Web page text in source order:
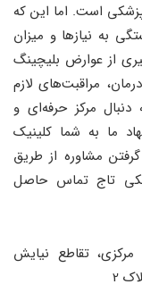
است. اما این که
به نیازها و میزان
از عوارض بلیچینگ
مراقبت‌های لازم
مرکز حرفه‌ای و
ما به شما کلینیک
مشاوره از طریق
تاج تماس حاصل
تقاطع نیایش
2